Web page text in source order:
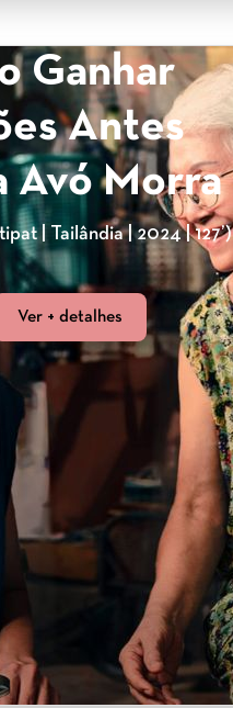
Ganhar
Antes
Avó Morra
| Tailândia | 2024 | 127’)
Ver + detalhes